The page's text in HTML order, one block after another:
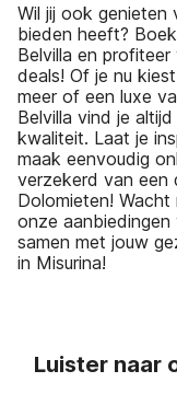
Wil jij ook genieten
bieden heeft?
Belvilla en
deals! Of je nu
meer of een luxe
Belvilla vind je
kwaliteit. Laat je
maak eenvoudig
verzekerd van een
Dolomieten!
onze
samen met jouw
in Misurina!
Luister naar